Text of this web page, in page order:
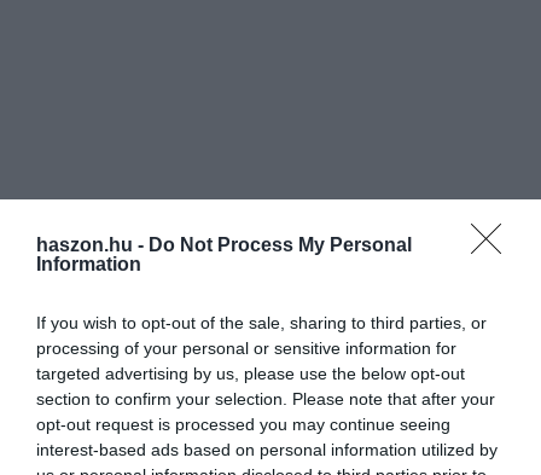
haszon.hu - Do Not Process My Personal
Information
If you wish to opt-out of the sale, sharing to third parties, or
processing of your personal or sensitive information for
targeted advertising by us, please use the below opt-out
section to confirm your selection. Please note that after your
opt-out request is processed you may continue seeing
interest-based ads based on personal information utilized by